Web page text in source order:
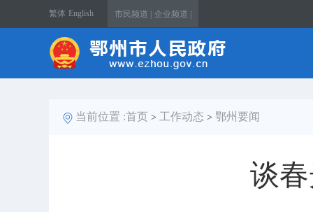
繁体 English 市民频道 | 企业频道 |
当前位置 :首页 > 工作动态 > 鄂州要闻
谈